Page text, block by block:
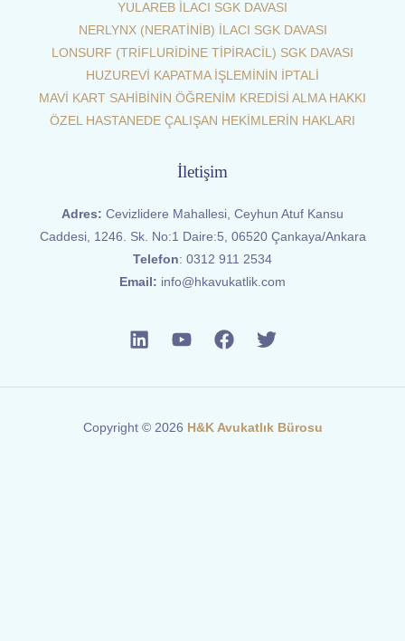
YULAREB İLACI SGK DAVASI
NERLYNX (NERATİNİB) İLACI SGK DAVASI
LONSURF (TRİFLURİDİNE TİPİRACİL) SGK DAVASI
HUZUREVİ KAPATMA İŞLEMİNİN İPTALİ
MAVİ KART SAHİBİNİN ÖĞRENİM KREDİSİ ALMA HAKKI
ÖZEL HASTANEDE ÇALIŞAN HEKİMLERİN HAKLARI
İletişim
Adres: Cevizlidere Mahallesi, Ceyhun Atuf Kansu
Caddesi, 1246. Sk. No:1 Daire:5, 06520 Çankaya/Ankara
Telefon: 0312 911 2534
Email: info@hkavukatlik.com
Copyright © 2026 H&K Avukatlık Bürosu